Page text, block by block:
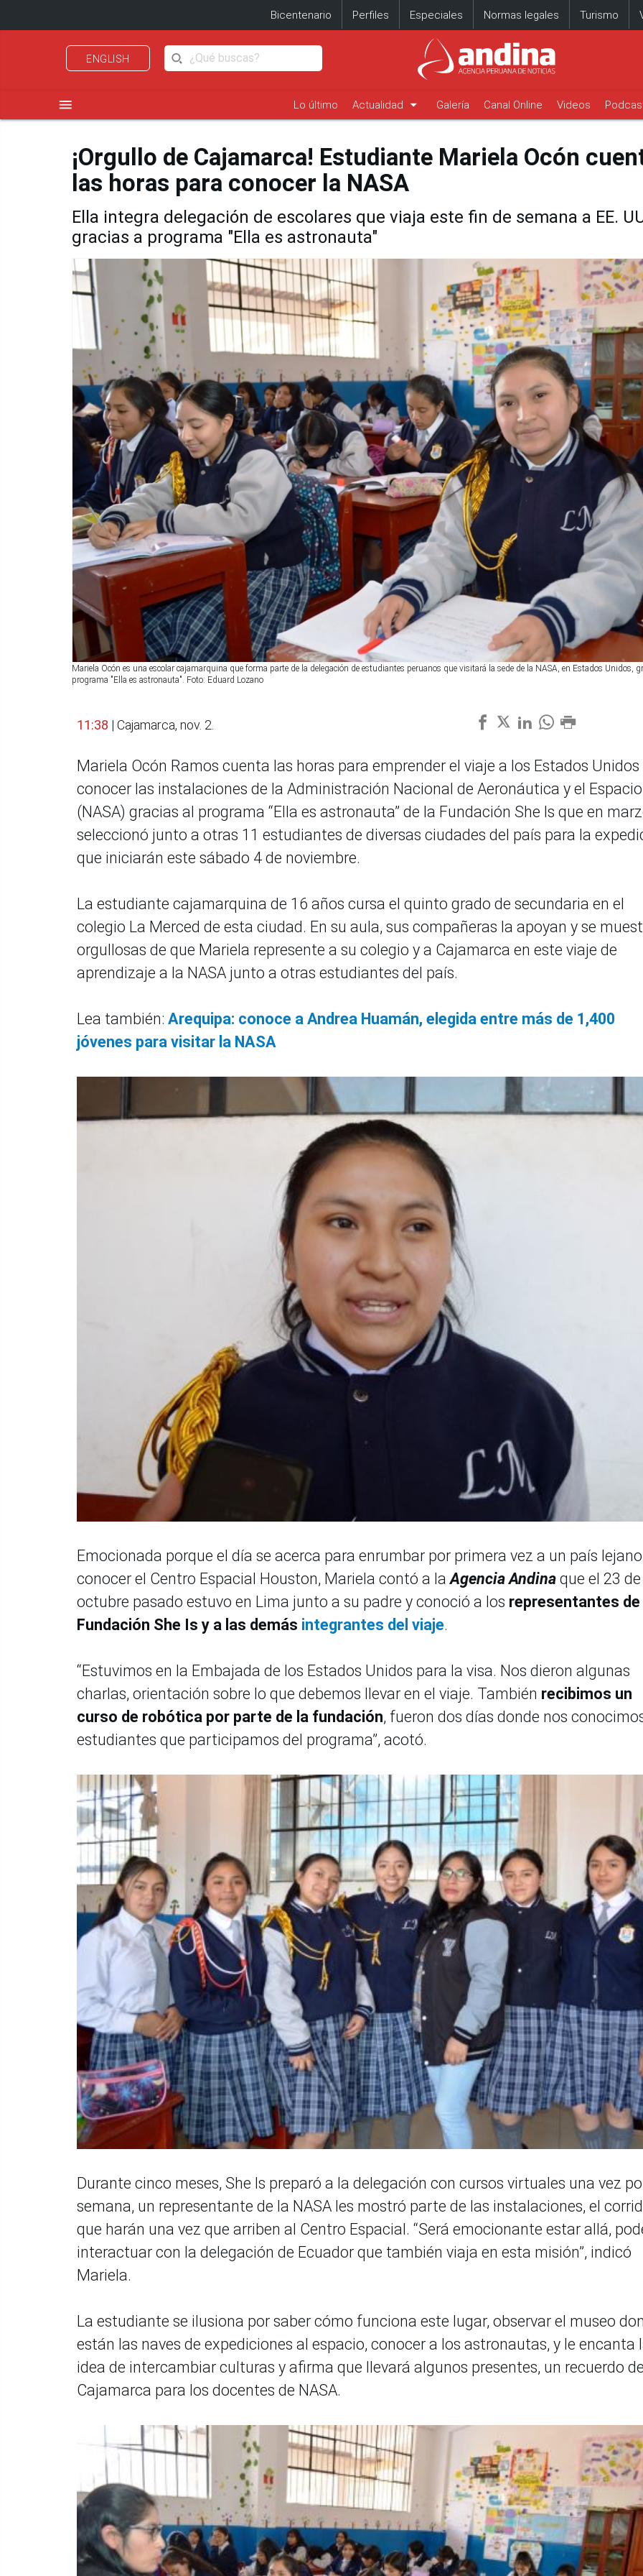
Bicentenario Perfiles Especiales Normas legales Turismo
ENGLISH
menu Lo último Actualidad arrow_drop_down Galería Canal Online Videos
¡Orgullo de Cajamarca! Estudiante Mariela Ocón
las horas para conocer la NASA
Ella integra delegación de escolares que viaja este fin de semana a EE.
gracias a programa "Ella es astronauta"
Mariela Ocón es una escolar cajamarquina que forma parte de la delegación de estudiantes peruanos que visitará la sede de la NASA, en Estados Unidos,
programa "Ella es astronauta". Foto: Eduard Lozano
11:38 | Cajamarca, nov. 2.
Mariela Ocón Ramos cuenta las horas para emprender el viaje a los Estados Unidos
conocer las instalaciones de la Administración Nacional de Aeronáutica y el Espacio
(NASA) gracias al programa “Ella es astronauta” de la Fundación She Is que en
seleccionó junto a otras 11 estudiantes de diversas ciudades del país para la
que iniciarán este sábado 4 de noviembre.
La estudiante cajamarquina de 16 años cursa el quinto grado de secundaria en el
colegio La Merced de esta ciudad. En su aula, sus compañeras la apoyan y se
orgullosas de que Mariela represente a su colegio y a Cajamarca en este viaje de
aprendizaje a la NASA junto a otras estudiantes del país.
Lea también: Arequipa: conoce a Andrea Huamán, elegida entre más de 1,400
jóvenes para visitar la NASA
Emocionada porque el día se acerca para enrumbar por primera vez a un país
conocer el Centro Espacial Houston, Mariela contó a laAgencia Andina que el 23 de
octubre pasado estuvo en Lima junto a su padre y conoció a los representantes de
Fundación She Is y a las demás integrantes del viaje.
“Estuvimos en la Embajada de los Estados Unidos para la visa. Nos dieron algunas
charlas, orientación sobre lo que debemos llevar en el viaje. También recibimos un
curso de robótica por parte de la fundación, fueron dos días donde nos
estudiantes que participamos del programa”, acotó.
Durante cinco meses, She Is preparó a la delegación con cursos virtuales una vez
semana, un representante de la NASA les mostró parte de las instalaciones, el
que harán una vez que arriben al Centro Espacial. “Será emocionante estar allá,
interactuar con la delegación de Ecuador que también viaja en esta misión”, indicó
Mariela.
La estudiante se ilusiona por saber cómo funciona este lugar, observar el museo
están las naves de expediciones al espacio, conocer a los astronautas, y le encanta
idea de intercambiar culturas y afirma que llevará algunos presentes, un recuerdo
Cajamarca para los docentes de NASA.